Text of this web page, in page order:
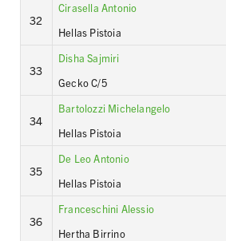
32
Cirasella Antonio
Hellas Pistoia
33
Disha Sajmiri
Gecko C/5
34
Bartolozzi Michelangelo
Hellas Pistoia
35
De Leo Antonio
Hellas Pistoia
36
Franceschini Alessio
Hertha Birrino